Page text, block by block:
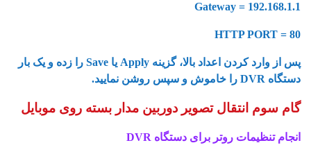
Gateway = 192.168.1.1
HTTP PORT = 80
پس از وارد کردن اعداد بالا، گزینه Apply یا Save را زده و یک بار
دستگاه DVR را خاموش و سپس روشن نمایید.
گام سوم انتقال تصویر دوربین مدار بسته روی موبایل
انجام تنظیمات روتر برای دستگاه DVR